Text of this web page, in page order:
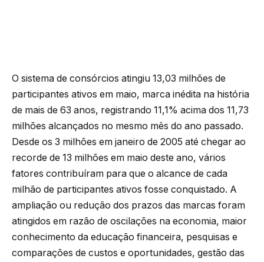
O sistema de consórcios atingiu 13,03 milhões de
participantes ativos em maio, marca inédita na história
de mais de 63 anos, registrando 11,1% acima dos 11,73
milhões alcançados no mesmo mês do ano passado.
Desde os 3 milhões em janeiro de 2005 até chegar ao
recorde de 13 milhões em maio deste ano, vários
fatores contribuíram para que o alcance de cada
milhão de participantes ativos fosse conquistado. A
ampliação ou redução dos prazos das marcas foram
atingidos em razão de oscilações na economia, maior
conhecimento da educação financeira, pesquisas e
comparações de custos e oportunidades, gestão das